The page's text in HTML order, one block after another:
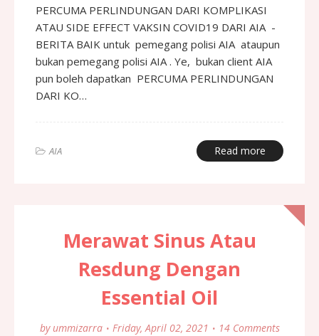
PERCUMA PERLINDUNGAN DARI KOMPLIKASI
ATAU SIDE EFFECT VAKSIN COVID19 DARI AIA -
BERITA BAIK untuk pemegang polisi AIA ataupun
bukan pemegang polisi AIA . Ye, bukan client AIA
pun boleh dapatkan PERCUMA PERLINDUNGAN
DARI KO…
AIA Read more
Merawat Sinus Atau
Resdung Dengan
Essential Oil
by ummizarra Friday, April 02, 2021 14 Comments